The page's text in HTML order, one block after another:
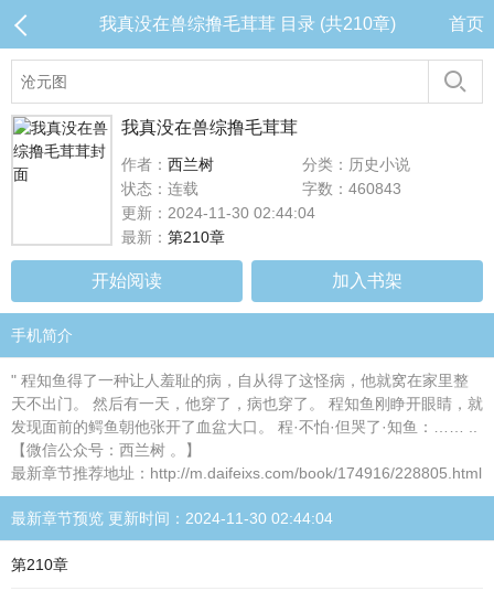
我真没在兽综撸毛茸茸 目录 (共210章) 首页
我真没在兽综撸毛茸茸
作者： 西兰树
分类：历史小说
状态：连载
字数：460843
更新：2024-11-30 02:44:04
最新： 第210章
开始阅读 加入书架
手机简介
" 程知鱼得了一种让人羞耻的病，自从得了这怪病，他就窝在家里整
天不出门。 然后有一天，他穿了，病也穿了。 程知鱼刚睁开眼睛，就
发现面前的鳄鱼朝他张开了血盆大口。 程·不怕·但哭了·知鱼：…… ..
【微信公众号：西兰树 。】
最新章节推荐地址：http://m.daifeixs.com/book/174916/228805.html
最新章节预览 更新时间：2024-11-30 02:44:04
第210章